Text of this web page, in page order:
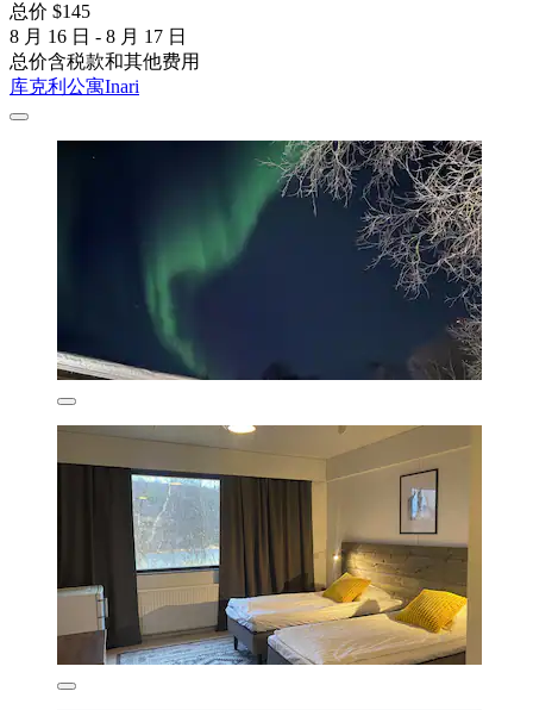
总价 $145
8 月 16 日 - 8 月 17 日
总价含税款和其他费用
库克利公寓Inari